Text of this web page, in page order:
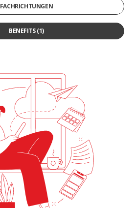
FACHRICHTUNGEN
BENEFITS(1)